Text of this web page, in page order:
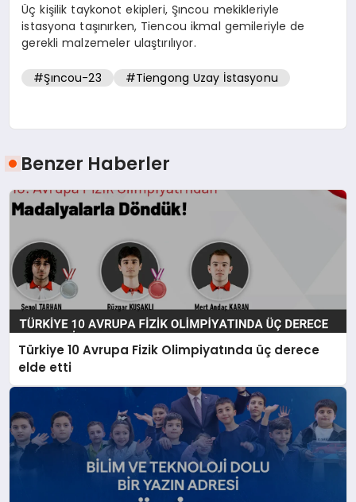
Üç kişilik taykonot ekipleri, Şıncou mekikleriyle
istasyona taşınırken, Tiencou ikmal gemileriyle de
gerekli malzemeler ulaştırılıyor.
#Şıncou-23 #Tiengong Uzay İstasyonu
Benzer Haberler
Türkiye 10 Avrupa Fizik Olimpiyatında üç derece
elde etti